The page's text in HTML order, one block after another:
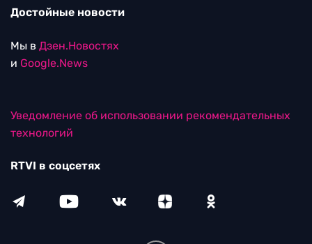
Достойные новости
Мы в Дзен.Новостях
и Google.News
Уведомление об использовании рекомендательных
технологий
RTVI в соцсетях